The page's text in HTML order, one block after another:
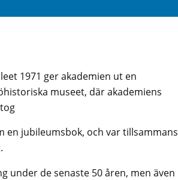
1971 ger akademien ut en
museet, där akademiens
en jubileumsbok, och var tillsammans
under de senaste 50 åren, men även